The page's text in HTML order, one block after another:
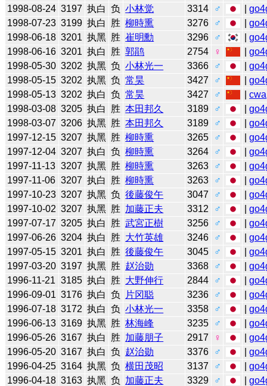
1998-08-24 3197 执白 负 小林觉 3314 ♂ |
1998-07-23 3199 执白 胜 柳時熏 3276 ♂ |
1998-06-18 3201 执黑 胜 崔明勳 3296 ♂ |
1998-06-16 3201 执白 胜 郭鹃 2754 ♀ |
1998-05-30 3202 执黑 负 小林光一 3366 ♂ |
1998-05-15 3202 执黑 负 常昊 3427 ♂ |
1998-05-13 3202 执白 负 常昊 3427 ♂ |cwa
1998-03-08 3205 执白 胜 本田邦久 3189 ♂ |
1998-03-07 3206 执黑 胜 本田邦久 3189 ♂ |
1997-12-15 3207 执黑 胜 柳時熏 3265 ♂ |
1997-12-04 3207 执白 负 柳時熏 3264 ♂ |
1997-11-13 3207 执黑 胜 柳時熏 3263 ♂ |
1997-11-06 3207 执白 胜 柳時熏 3263 ♂ |
1997-10-23 3207 执黑 负 後藤俊午 3047 ♂ |
1997-10-02 3207 执黑 胜 加藤正夫 3312 ♂ |
1997-07-17 3205 执白 胜 武宮正樹 3256 ♂ |
1997-06-26 3204 执白 胜 大竹英雄 3246 ♂ |
1997-05-15 3201 执白 胜 後藤俊午 3045 ♂ |
1997-03-20 3197 执黑 胜 赵治勋 3368 ♂ |
1996-11-21 3185 执白 胜 大野伸行 2844 ♂ |
1996-09-01 3176 执白 负 片冈聪 3236 ♂ |
1996-07-18 3172 执白 负 小林光一 3358 ♂ |
1996-06-13 3169 执黑 胜 林海峰 3235 ♂ |
1996-05-26 3167 执白 胜 加藤朋子 2917 ♀ |
1996-05-20 3167 执白 负 赵治勋 3376 ♂ |
1996-04-25 3164 执黑 负 横田茂昭 3137 ♂ |
1996-04-18 3163 执黑 负 加藤正夫 3329 ♂ |